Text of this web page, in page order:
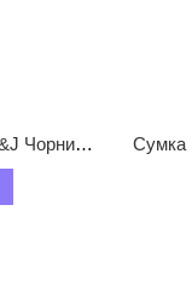
Сумка текстильна Чоловіча M&J Чорний 31х21х11 см (2345)